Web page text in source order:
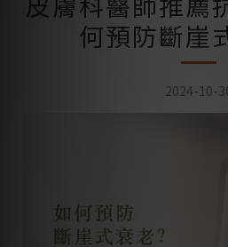
何預防斷崖
2024-10-